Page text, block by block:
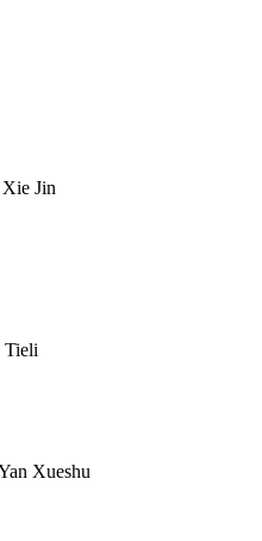
Xie Jin
Tieli
Xueshu